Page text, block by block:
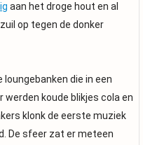
aan het droge hout en al
op tegen de donker
die in een
werden koude blikjes cola en
klonk de eerste muziek
De sfeer zat er meteen